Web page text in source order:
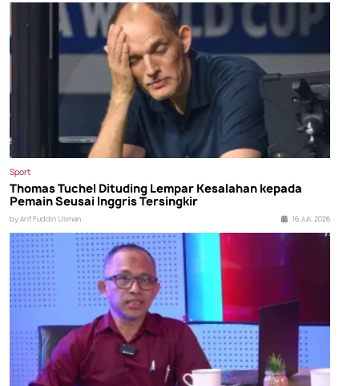
Sport
Thomas Tuchel Dituding Lempar Kesalahan kepada
Pemain Seusai Inggris Tersingkir
by Arif Fuddin Usman 16 Juli, 2026